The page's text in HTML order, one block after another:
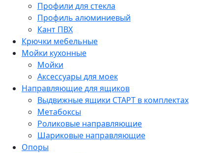
Профили для стекла
Профиль алюминиевый
Кант ПВХ
Крючки мебельные
Мойки кухонные
Мойки
Аксессуары для моек
Направляющие для ящиков
Выдвижные ящики СТАРТ в комплектах
Метабоксы
Роликовые направляющие
Шариковые направляющие
Опоры